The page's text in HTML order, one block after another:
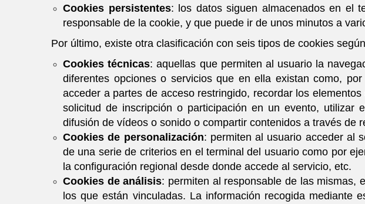
Cookies persistentes: los datos siguen almacenados en el
responsable de la cookie, y que puede ir de unos minutos a
Por último, existe otra clasificación con seis tipos de cookies
Cookies técnicas: aquellas que permiten al usuario la
diferentes opciones o servicios que en ella existan como,
acceder a partes de acceso restringido, recordar los
solicitud de inscripción o participación en un evento, utilizar
difusión de vídeos o sonido o compartir contenidos a través de
Cookies de personalización: permiten al usuario acceder al
de una serie de criterios en el terminal del usuario como por
la configuración regional desde donde accede al servicio, etc.
Cookies de análisis: permiten al responsable de las mismas,
los que están vinculadas. La información recogida